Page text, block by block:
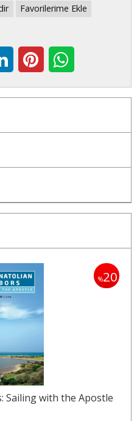
Favorilerime Ekle
%20
Sailing with the Apostle